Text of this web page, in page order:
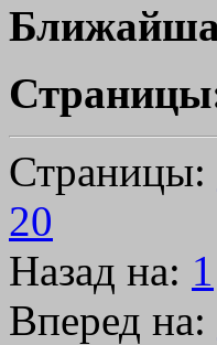
Страницы:
20
Назад на: 1
Вперед на: